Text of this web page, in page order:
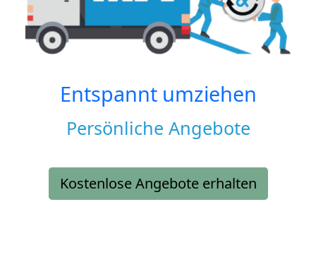
Entspannt umziehen
Persönliche Angebote
Kostenlose Angebote erhalten